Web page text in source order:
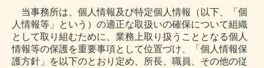
個人情報保護方針
当事務所は、個人情報及び特定個人情報（以下、「個
人情報等」という）の適正な取扱いの確保について組織
として取り組むために、業務上取り扱うこととなる個人
情報等の保護を重要事項として位置づけ、「個人情報保
護方針」を以下のとおり定め、所長、職員、その他の従